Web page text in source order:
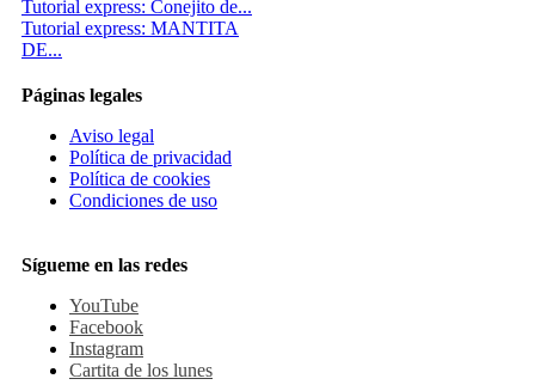
Tutorial express: Conejito de...
Tutorial express: MANTITA
DE...
Páginas legales
Aviso legal
Política de privacidad
Política de cookies
Condiciones de uso
Sígueme en las redes
YouTube
Facebook
Instagram
Cartita de los lunes